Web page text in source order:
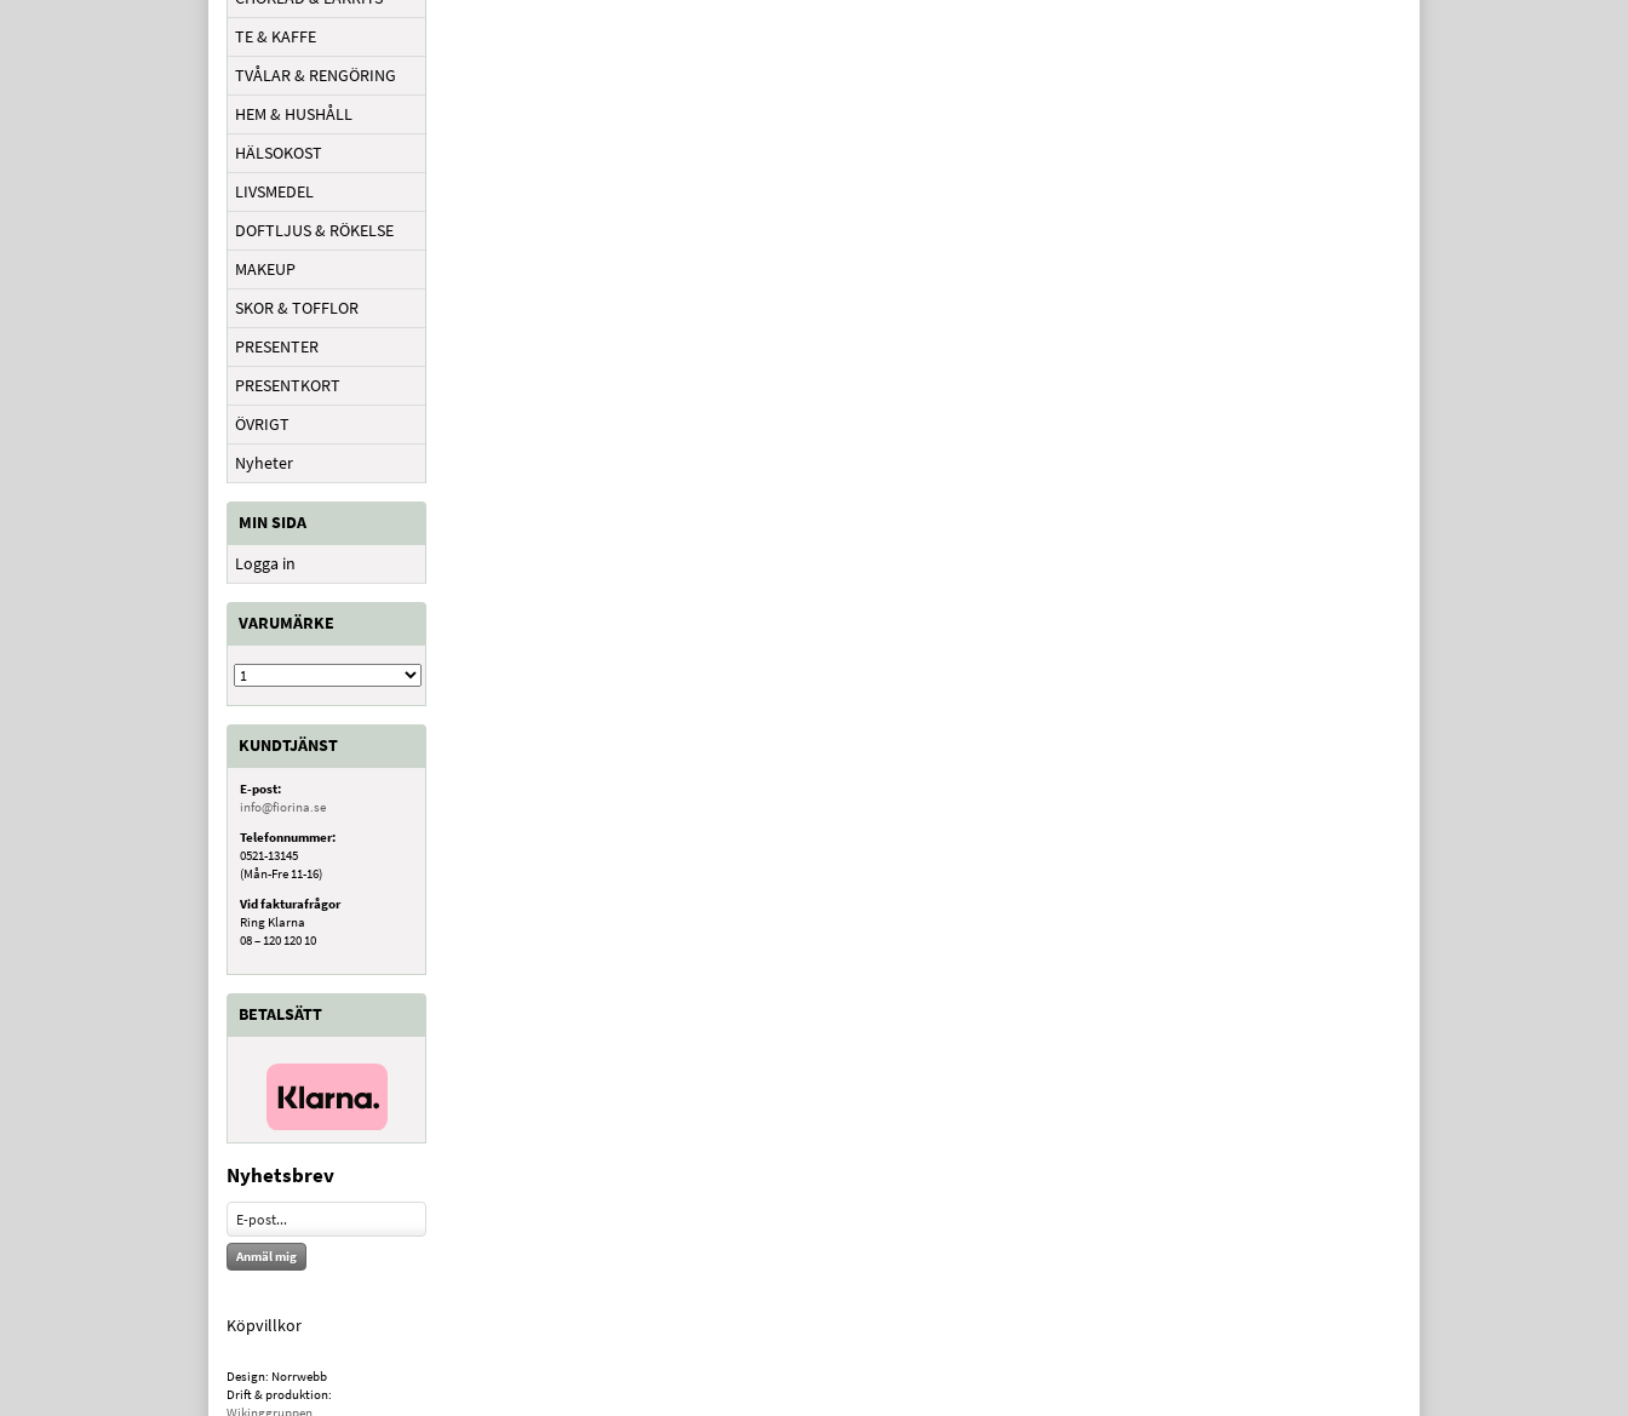
TE & KAFFE
TVÅLAR & RENGÖRING
HEM & HUSHÅLL
HÄLSOKOST
LIVSMEDEL
DOFTLJUS & RÖKELSE
MAKEUP
SKOR & TOFFLOR
PRESENTER
PRESENTKORT
ÖVRIGT
Nyheter
MIN SIDA
Logga in
VARUMÄRKE
KUNDTJÄNST
E-post:
info@fiorina.se
Telefonnummer:
0521-13145
(Mån-Fre 11-16)
Vid fakturafrågor
Ring Klarna
08 – 120 120 10
BETALSÄTT
Nyhetsbrev
Anmäl mig
Köpvillkor
Design: Norrwebb
Drift & produktion:
Wikinggruppen